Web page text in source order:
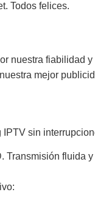
Todos felices.
nuestra fiabilidad
mejor
sin
fluida